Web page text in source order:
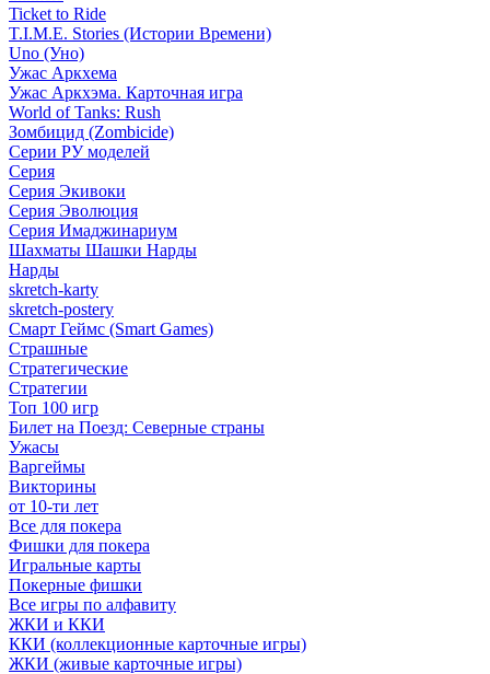
Ticket to Ride
T.I.M.E. Stories (Истории Времени)
Uno (Уно)
Ужас Аркхема
Ужас Аркхэма. Карточная игра
World of Tanks: Rush
Зомбицид (Zombicide)
Серии РУ моделей
Серия
Серия Экивоки
Серия Эволюция
Серия Имаджинариум
Шахматы Шашки Нарды
Нарды
skretch-karty
skretch-postery
Смарт Геймс (Smart Games)
Страшные
Стратегические
Стратегии
Топ 100 игр
Билет на Поезд: Северные страны
Ужасы
Варгеймы
Викторины
от 10-ти лет
Все для покера
Фишки для покера
Игральные карты
Покерные фишки
Все игры по алфавиту
ЖКИ и ККИ
ККИ (коллекционные карточные игры)
ЖКИ (живые карточные игры)